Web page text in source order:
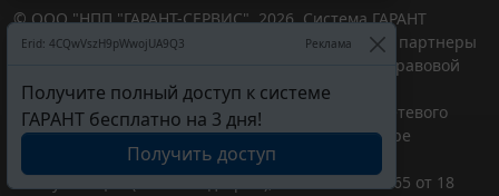
Erid: 4CQwVszH9pWwojUA9Q3 Реклама
Получите полный доступ к системе
ГАРАНТ бесплатно на 3 дня!
Получить доступ
© ООО "НПП "ГАРАНТ-СЕРВИС", 2026. Система ГАРАНТ
выпускается с 1990 года. Компания "Гарант" и ее партнеры
являются участниками Российской ассоциации правовой
информации ГАРАНТ.
Портал ГАРАНТ.РУ зарегистрирован в качестве сетевого
издания Федеральной службой по надзору в сфере
связи,информационных технологий и массовых
коммуникаций (Роскомнадзором), Эл № ФС77-58365 от 18